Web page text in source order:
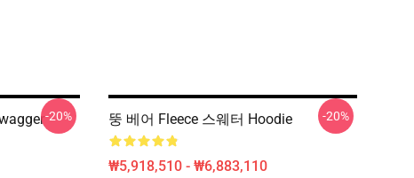
-20% 뚱 베어 Fleece 스웨터 Hoodie
₩5,918,510 - ₩6,883,110
-20%